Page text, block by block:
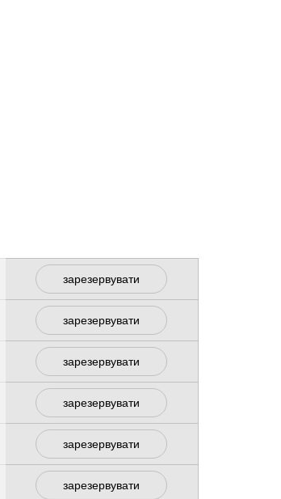
зарезервувати
зарезервувати
зарезервувати
зарезервувати
зарезервувати
зарезервувати